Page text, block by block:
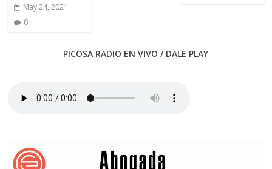
May 24, 2021
0
PICOSA RADIO EN VIVO / DALE PLAY